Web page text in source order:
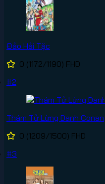
Đảo Hải Tặc
0 (1172/1190) FHD
#2
Thám Tử Lừng Danh Conan
0 (1209/1500) FHD
#3